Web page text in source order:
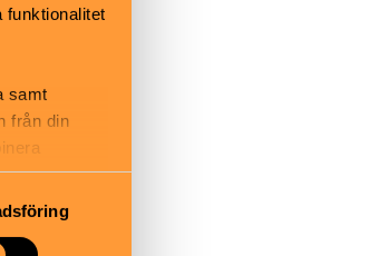
funktionalitet
samt
från din
tjänster.